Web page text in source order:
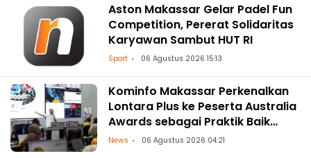
Aston Makassar Gelar Padel Fun
Competition, Pererat Solidaritas
Karyawan Sambut HUT RI
Sport 06 Agustus 2026 15:13
Kominfo Makassar Perkenalkan
Lontara Plus ke Peserta Australia
Awards sebagai Praktik Baik
Transformasi Digital
News 06 Agustus 2026 04:21